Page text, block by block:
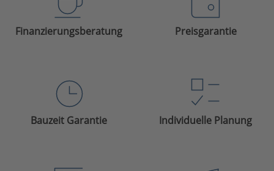
Finanzierungsberatung Preisgarantie
Bauzeit Garantie Individuelle Planung